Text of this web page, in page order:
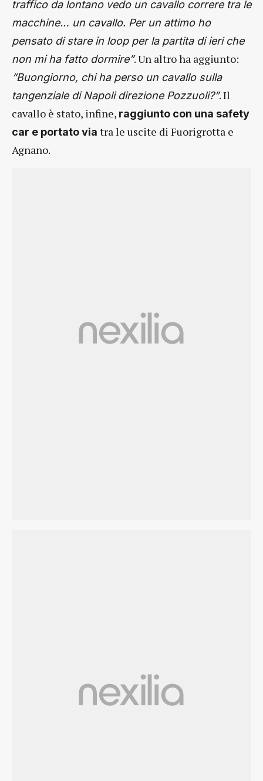
traffico da lontano vedo un cavallo correre tra le
macchine… un cavallo. Per un attimo ho
pensato di stare in loop per la partita di ieri che
non mi ha fatto dormire”. Un altro ha aggiunto:
“Buongiorno, chi ha perso un cavallo sulla
tangenziale di Napoli direzione Pozzuoli?”. Il
cavallo è stato, infine, raggiunto con una safety
car e portato via tra le uscite di Fuorigrotta e
Agnano.